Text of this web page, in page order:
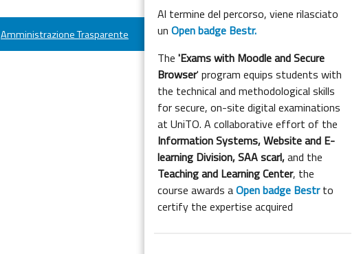
Al termine del percorso, viene rilasciato
unOpen badge Bestr.
The'Exams with Moodle and Secure
Browser' program equips students with
the technical and methodological skills
for secure, on-site digital examinations
at UniTO. A collaborative effort of the
Information Systems, Website and E-
learning Division,SAA scarl,and the
Teaching and Learning Center, the
course awards aOpen badge Bestrto
certify the expertise acquired
Amministrazione Trasparente